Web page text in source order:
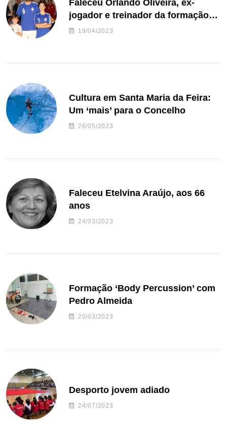
Faleceu Orlando Oliveira, ex-
jogador e treinador da formação
de andebol do Feirense
19/04/2023
Cultura em Santa Maria da Feira:
Um ‘mais’ para o Concelho
26/05/2023
Faleceu Etelvina Araújo, aos 66
anos
24/03/2023
Formação ‘Body Percussion’ com
Pedro Almeida
20/03/2023
Desporto jovem adiado
24/07/2023